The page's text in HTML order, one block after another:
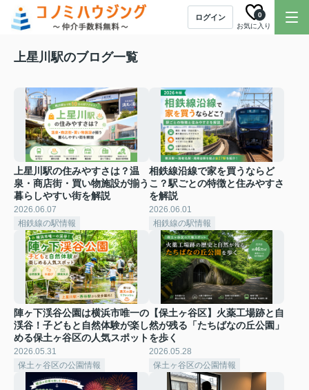
ログイン
お気に入り
0
上星川駅のブログ一覧
上星川駅の住みやすさは？温
泉・商店街・買い物施設が揃う
暮らしやすい街を解説
2026.06.07
相鉄線の駅情報
相鉄線沿線で家を買うならど
こ？駅ごとの特徴と住みやすさ
を解説
2026.06.01
相鉄線の駅情報
陣ヶ下渓谷公園は横浜市唯一の
渓谷！子どもと自然体験が楽し
める保土ヶ谷区の人気スポット
2026.05.31
保土ヶ谷区の公園情報
【保土ヶ谷区】火薬工場跡と自
然が残る「たちばなの丘公園」
を歩く
2026.05.28
保土ヶ谷区の公園情報